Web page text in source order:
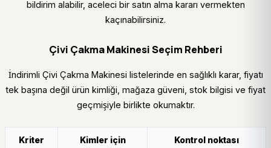
bildirim alabilir, aceleci bir satın alma kararı vermekten
kaçınabilirsiniz.
Çivi Çakma Makinesi Seçim Rehberi
İndirimli Çivi Çakma Makinesi listelerinde en sağlıklı karar, fiyatı
tek başına değil ürün kimliği, mağaza güveni, stok bilgisi ve fiyat
geçmişiyle birlikte okumaktır.
Kriter
Kimler için
Kontrol noktası